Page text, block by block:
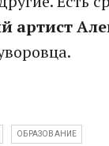
артист
ОБРАЗОВАНИЕ